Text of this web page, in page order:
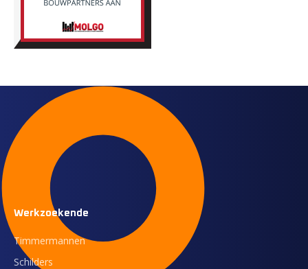
Werkzoekende
Timmermannen
Schilders